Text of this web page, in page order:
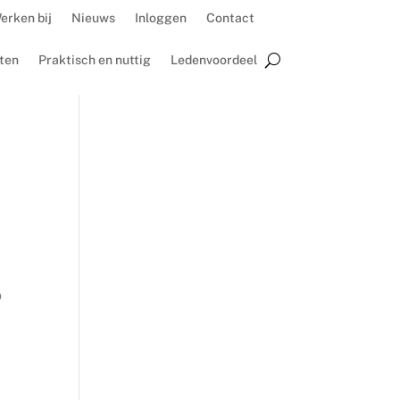
bij Nieuws Inloggen Contact
Praktisch en nuttig Ledenvoordeel